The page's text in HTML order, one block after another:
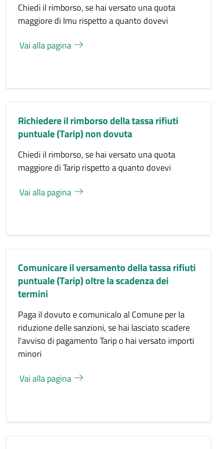
Chiedi il rimborso, se hai versato una quota
maggiore di Imu rispetto a quanto dovevi
Vai alla pagina
Richiedere il rimborso della tassa rifiuti
puntuale (Tarip) non dovuta
Chiedi il rimborso, se hai versato una quota
maggiore di Tarip rispetto a quanto dovevi
Vai alla pagina
Comunicare il versamento della tassa rifiuti
puntuale (Tarip) oltre la scadenza dei
termini
Paga il dovuto e comunicalo al Comune per la
riduzione delle sanzioni, se hai lasciato scadere
l'avviso di pagamento Tarip o hai versato importi
minori
Vai alla pagina